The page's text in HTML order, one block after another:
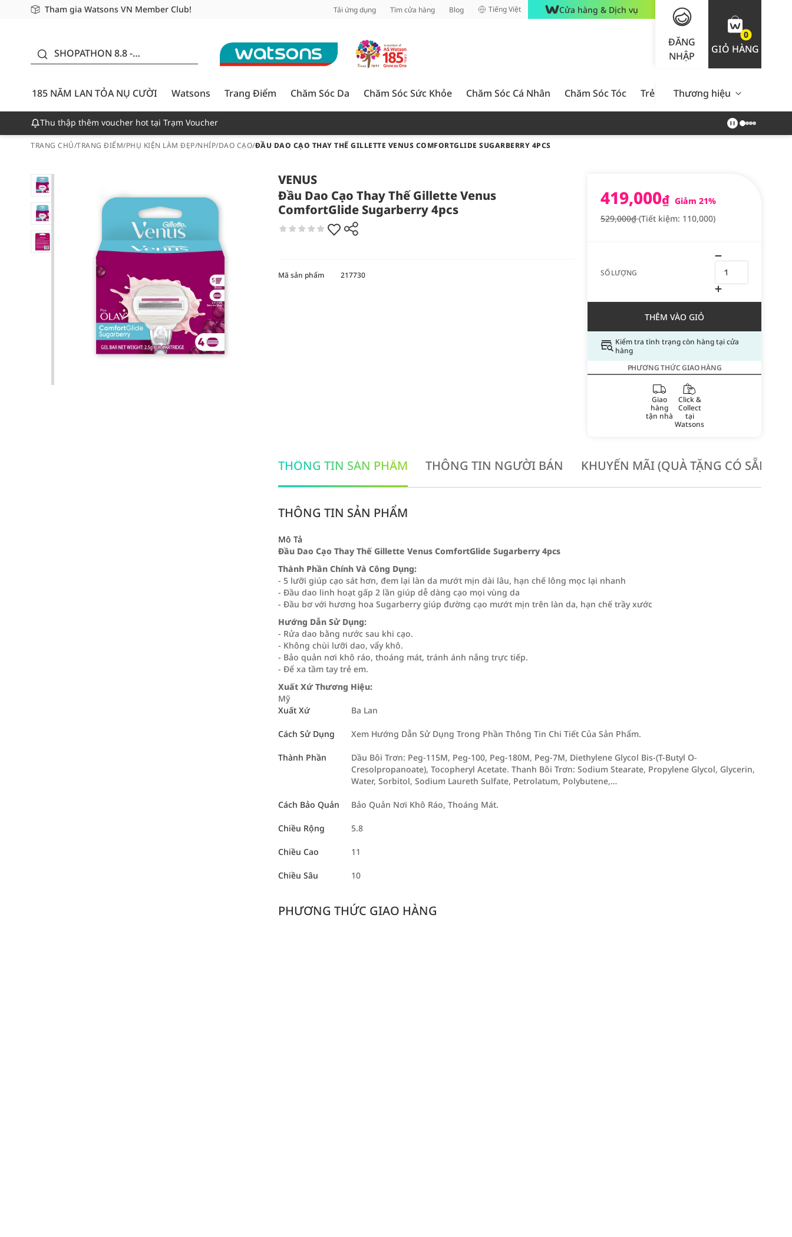
Tham gia Watsons VN Member Club!
Miễn phí giao hàng cho đơn hàng từ 249,000Đ
Giao hàng nhanh 24h - Áp dụng khu vực TP. Hồ Chí Minh Tải ứng dụng Tìm cửa hàng Blog Tiếng Việt Cửa hàng & Dịch vụ
ĐĂNG
NHẬP
0
GIỎ HÀNG
SHOPATHON 8.8 -
CƯỜI - GIẢM ĐẾN
50%
185 NĂM LAN TỎA NỤ CƯỜI
Watsons Trang Điểm Chăm Sóc Da Chăm Sóc Sức Khỏe Chăm Sóc Cá Nhân Chăm Sóc Tóc Trẻ Em Nam Giới Chăm Sóc
Thương hiệu
Thu thập thêm voucher hot tại Trạm Voucher
TRANG CHỦ/TRANG ĐIỂM/PHỤ KIỆN LÀM ĐẸP/NHÍP/DAO CẠO/ĐẦU DAO CẠO THAY THẾ GILLETTE VENUS COMFORTGLIDE SUGARBERRY 4PCS
VENUS
Đầu Dao Cạo Thay Thế Gillette Venus
ComfortGlide Sugarberry 4pcs
419,000₫ Giảm 21%
529,000₫(Tiết kiệm: 110,000)
SỐ LƯỢNG
THÊM VÀO GIỎ
Kiểm tra tình trạng còn hàng tại cửa
hàng
PHƯƠNG THỨC GIAO HÀNG
Giao
hàng
tận nhà
Click &
Collect
tại
Watsons
Mã sản phẩm 217730
THÔNG TIN SẢN PHẨM THÔNG TIN NGƯỜI BÁN KHUYẾN MÃI (QUÀ TẶNG CÓ SẴN
THÔNG TIN SẢN PHẨM
Mô Tả
Đầu Dao Cạo Thay Thế Gillette Venus ComfortGlide Sugarberry 4pcs
Thành Phần Chính Và Công Dụng:
- 5 lưỡi giúp cạo sát hơn, đem lại làn da mướt mịn dài lâu, hạn chế lông mọc lại nhanh
- Đầu dao linh hoạt gấp 2 lần giúp dễ dàng cạo mọi vùng da
- Đầu bơ với hương hoa Sugarberry giúp đường cạo mướt mịn trên làn da, hạn chế trầy xước
Hướng Dẫn Sử Dụng:
- Rửa dao bằng nước sau khi cạo.
- Không chùi lưỡi dao, vẩy khô.
- Bảo quản nơi khô ráo, thoáng mát, tránh ánh nắng trực tiếp.
- Để xa tầm tay trẻ em.
Xuất Xứ Thương Hiệu:
Mỹ
Xuất Xứ
Ba Lan
Cách Sử Dụng Xem Hướng Dẫn Sử Dụng Trong Phần Thông Tin Chi Tiết Của Sản Phẩm.
Thành Phần
Dầu Bôi Trơn: Peg-115M, Peg-100, Peg-180M, Peg-7M, Diethylene Glycol Bis-(T-Butyl O-
Cresolpropanoate), Tocopheryl Acetate. Thanh Bôi Trơn: Sodium Stearate, Propylene Glycol, Glycerin,
Water, Sorbitol, Sodium Laureth Sulfate, Petrolatum, Polybutene,…
Cách Bảo Quản Bảo Quản Nơi Khô Ráo, Thoáng Mát.
Chiều Rộng 5.8
Chiều Cao 11
Chiều Sâu 10
PHƯƠNG THỨC GIAO HÀNG